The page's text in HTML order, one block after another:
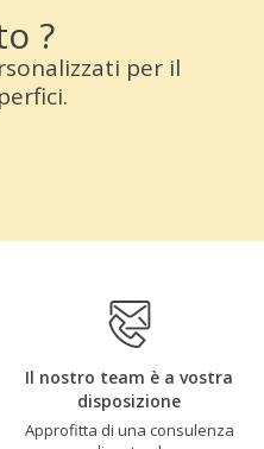
?
per il
Il nostro team è a vostra
disposizione
Approfitta di una consulenza